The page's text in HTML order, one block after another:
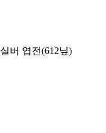
실버 엽전(612닢)